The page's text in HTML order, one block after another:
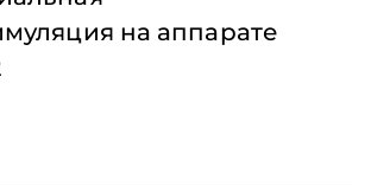
на аппарате